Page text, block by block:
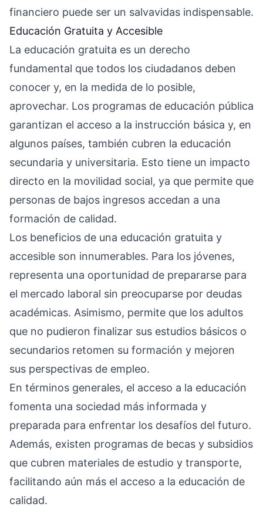
financiero puede ser un salvavidas indispensable.
Educación Gratuita y Accesible
La educación gratuita es un derecho
fundamental que todos los ciudadanos deben
conocer y, en la medida de lo posible,
aprovechar. Los programas de educación pública
garantizan el acceso a la instrucción básica y, en
algunos países, también cubren la educación
secundaria y universitaria. Esto tiene un impacto
directo en la movilidad social, ya que permite que
personas de bajos ingresos accedan a una
formación de calidad.
Los beneficios de una educación gratuita y
accesible son innumerables. Para los jóvenes,
representa una oportunidad de prepararse para
el mercado laboral sin preocuparse por deudas
académicas. Asimismo, permite que los adultos
que no pudieron finalizar sus estudios básicos o
secundarios retomen su formación y mejoren
sus perspectivas de empleo.
En términos generales, el acceso a la educación
fomenta una sociedad más informada y
preparada para enfrentar los desafíos del futuro.
Además, existen programas de becas y subsidios
que cubren materiales de estudio y transporte,
facilitando aún más el acceso a la educación de
calidad.